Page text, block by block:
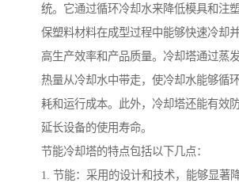
统。它通过循环冷却水来降低模具和注
保塑料材料在成型过程中能够快速冷却
高生产效率和产品质量。冷却塔通过蒸
热量从冷却水中带走，使冷却水能够循
耗和运行成本。此外，冷却塔还能有效
延长设备的使用寿命。
节能冷却塔的特点包括以下几点：
1. 节能：采用的设计和技术，能够显著